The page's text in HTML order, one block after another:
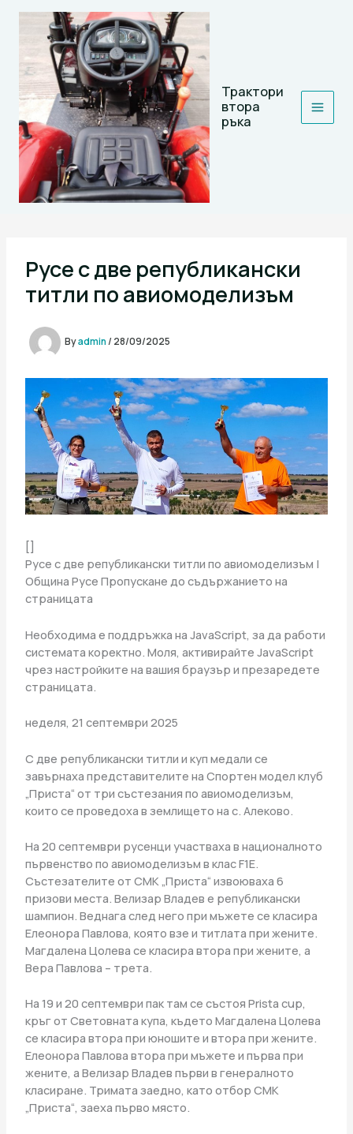
Skip
Трактори
втора
ръка
Русе с две републикански
титли по авиомоделизъм
Byadmin/ 28/09/2025
[]
Русе с две републикански титли по авиомоделизъм |
Община Русе Пропускане до съдържанието на
страницата
Необходима е поддръжка на JavaScript, за да работи
системата коректно. Моля, активирайте JavaScript
чрез настройките на вашия браузър и презаредете
страницата.
неделя, 21 септември 2025
С две републикански титли и куп медали се
завърнаха представителите на Спортен модел клуб
„Приста“ от три състезания по авиомоделизъм,
които се проведоха в землището на с. Алеково.
На 20 септември русенци участваха в националното
първенство по авиомоделизъм в клас F1E.
Състезателите от СМК „Приста“ извоюваха 6
призови места. Велизар Владев е републикански
шампион. Веднага след него при мъжете се класира
Елеонора Павлова, която взе и титлата при жените.
Магдалена Цолева се класира втора при жените, а
Вера Павлова – трета.
На 19 и 20 септември пак там се състоя Prista cup,
кръг от Световната купа, където Магдалена Цолева
се класира втора при юношите и втора при жените.
Елеонора Павлова втора при мъжете и първа при
жените, а Велизар Владев първи в генералното
класиране. Тримата заедно, като отбор СМК
„Приста“, заеха първо място.